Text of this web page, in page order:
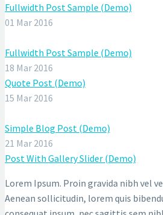
Fullwidth Post Sample (Demo)
01 Mar 2016
Fullwidth Post Sample (Demo)
18 Mar 2016
Quote Post (Demo)
15 Mar 2016
Simple Blog Post (Demo)
21 Mar 2016
Post With Gallery Slider (Demo)
Lorem Ipsum. Proin gravida nibh vel
Aenean sollicitudin, lorem quis